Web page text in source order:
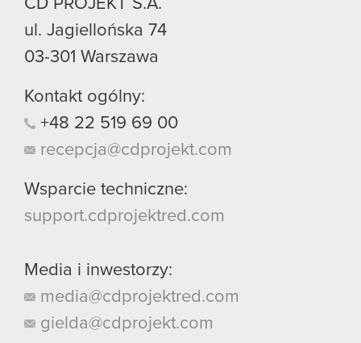
CD PROJEKT S.A.
ul. Jagiellońska 74
03-301 Warszawa
Kontakt ogólny:
+48 22 519 69 00
recepcja@cdprojekt.com
Wsparcie techniczne:
support.cdprojektred.com
Media i inwestorzy:
media@cdprojektred.com
gielda@cdprojekt.com